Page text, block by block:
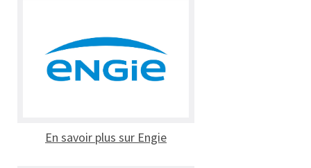
En savoir plus sur Engie